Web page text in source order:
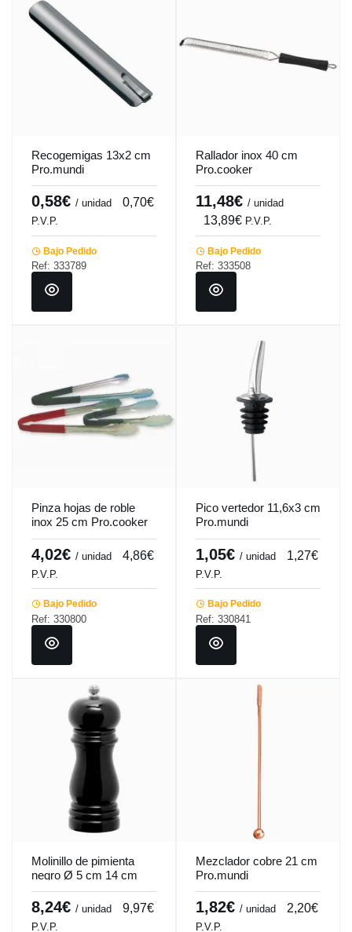
Recogemigas 13x2 cm
Pro.mundi
0,58€ / unidad 0,70€
P.V.P.
Bajo Pedido
Ref: 333789
Rallador inox 40 cm
Pro.cooker
11,48€ / unidad
13,89€ P.V.P.
Bajo Pedido
Ref: 333508
Pinza hojas de roble
inox 25 cm Pro.cooker
4,02€ / unidad 4,86€
P.V.P.
Bajo Pedido
Ref: 330800
Pico vertedor 11,6x3 cm
Pro.mundi
1,05€ / unidad 1,27€
P.V.P.
Bajo Pedido
Ref: 330841
Molinillo de pimienta
negro Ø 5 cm 14 cm
Spice Pro.mundi
8,24€ / unidad 9,97€
P.V.P.
Mezclador cobre 21 cm
Pro.mundi
1,82€ / unidad 2,20€
P.V.P.